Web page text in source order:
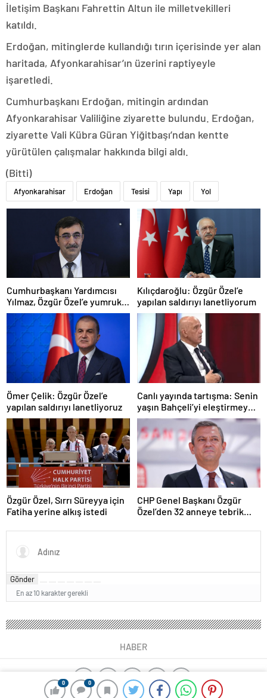
0 0
İletişim Başkanı Fahrettin Altun ile milletvekilleri
katıldı.
Erdoğan, mitinglerde kullandığı tırın içerisinde yer alan
haritada, Afyonkarahisar’ın üzerini raptiyeyle
işaretledi.
Cumhurbaşkanı Erdoğan, mitingin ardından
Afyonkarahisar Valiliğine ziyarette bulundu. Erdoğan,
ziyarette Vali Kübra Güran Yiğitbaşı’ndan kentte
yürütülen çalışmalar hakkında bilgi aldı.
(Bitti)
Afyonkarahisar Erdoğan Tesisi Yapı Yol
Cumhurbaşkanı Yardımcısı
Yılmaz, Özgür Özel’e yumruklu
saldırıyı kınadı
Kılıçdaroğlu: Özgür Özel’e
yapılan saldırıyı lanetliyorum
Ömer Çelik: Özgür Özel’e
yapılan saldırıyı lanetliyoruz
Canlı yayında tartışma: Senin
yaşın Bahçeli’yi eleştirmeye
yetmez
Özgür Özel, Sırrı Süreyya için
Fatiha yerine alkış istedi
CHP Genel Başkanı Özgür
Özel’den 32 anneye tebrik
Gönder
En az 10 karakter gerekli
HABER